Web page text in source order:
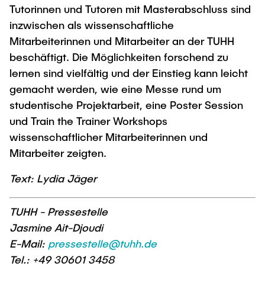
Tutorinnen und Tutoren mit Masterabschluss sind
inzwischen als wissenschaftliche
Mitarbeiterinnen und Mitarbeiter an der TUHH
beschäftigt. Die Möglichkeiten forschend zu
lernen sind vielfältig und der Einstieg kann leicht
gemacht werden, wie eine Messe rund um
studentische Projektarbeit, eine Poster Session
und Train the Trainer Workshops
wissenschaftlicher Mitarbeiterinnen und
Mitarbeiter zeigten.
Text: Lydia Jäger
TUHH - Pressestelle
Jasmine Ait-Djoudi
E-Mail: pressestelle@tuhh.de
Tel.: +49 30601 3458